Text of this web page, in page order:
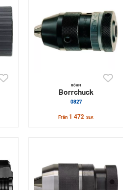
RÖHM
Borrchuck
0827
Från 1 472 SEK